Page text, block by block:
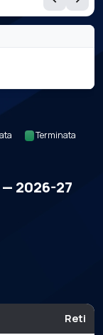
Terminata
2026-27
Reti